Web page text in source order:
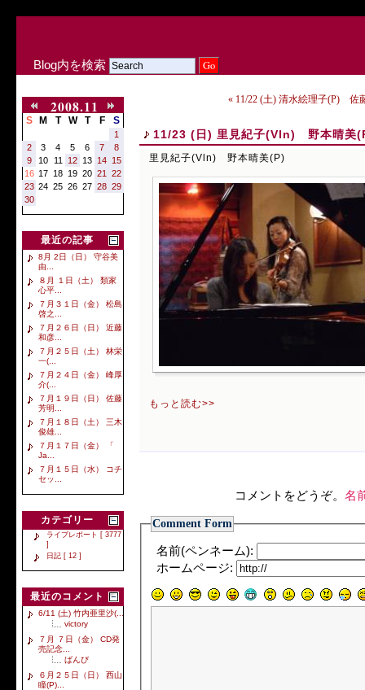
Blog内を検索
2008.11
S M T W T F S
1
2
3 4 5 6 7
8
9
10 11 12 13 14 15
16 17 18 19 20 21
22
23 24 25 26 27 28 29
30
最近の記事
8月 2日（日） 守谷美
由...
８月 １日（土） 類家
心平...
７月３１日（金） 松島
啓之...
７月２６日（日） 近藤
和彦...
７月２５日（土） 林栄
一(...
７月２４日（金） 峰厚
介(...
７月１９日（日） 佐藤
芳明...
７月１８日（土） 三木
俊雄...
７月１７日（金） 「
Ja...
７月１５日（水） コチ
セッ...
カテゴリー
ライブレポート [ 3777
]
日記 [ 12 ]
最近のコメント
6/11 (土) 竹内亜里沙(...
victory
７月 ７日（金） CD発
売記念...
ばんび
６月２５日（日） 西山
瞳(P)...
« 11/22 (土) 清水絵理子(P)
11/23 (日) 里見紀子(Vln) 野本晴美
里見紀子(Vln) 野本晴美(P)
もっと読む>>
コメントをどうぞ。 名
Comment Form
名前(ペンネーム):
ホームページ: